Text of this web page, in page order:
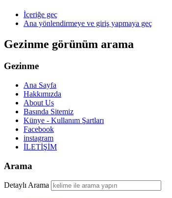
İçeriğe geç
Ana yönlendirmeye ve giriş yapmaya geç
Gezinme görünüm arama
Gezinme
Ana Sayfa
Hakkımızda
About Us
Basında Sitemiz
Künye - Kullanım Şartları
Facebook
instagram
İLETİŞİM
Arama
Detaylı Arama